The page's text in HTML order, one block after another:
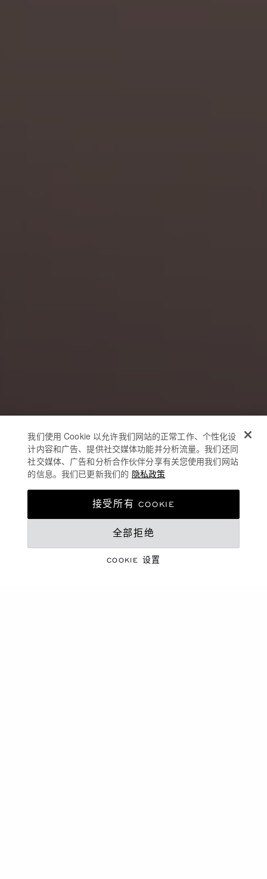
珠宝与腕表臻作
七夕情人节
我们使用 Cookie 以允许我们网站的正常工作、个性化设
计内容和广告、提供社交媒体功能并分析流量。我们还同
社交媒体、广告和分析合作伙伴分享有关您使用我们网站
的信息。我们已更新我们的 隐私政策
COOKIE 设置
全部拒绝
接受所有 COOKIE